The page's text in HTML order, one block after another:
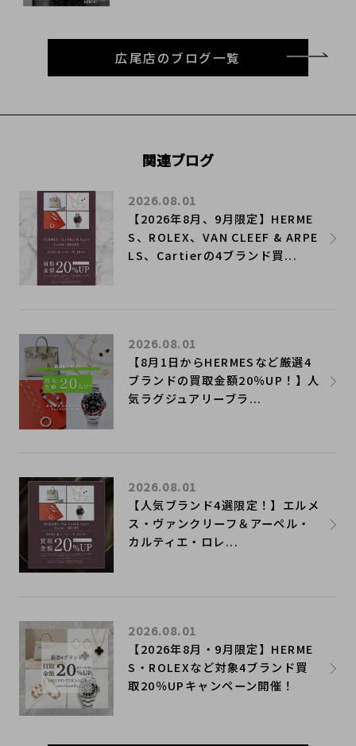
広尾店のブログ一覧
関連ブログ
【2026年8月、9月限定】HERME
S、ROLEX、VAN CLEEF & ARPE
LS、Cartierの4ブランド買...
2026.08.01
【8月1日からHERMESなど厳選4
ブランドの買取金額20％UP！】人
気ラグジュアリーブラ...
2026.08.01
【人気ブランド4選限定！】エルメ
ス・ヴァンクリーフ＆アーペル・
カルティエ・ロレ...
2026.08.01
【2026年8月・9月限定】HERME
S・ROLEXなど対象4ブランド買
取20％UPキャンペーン開催！
2026.08.01